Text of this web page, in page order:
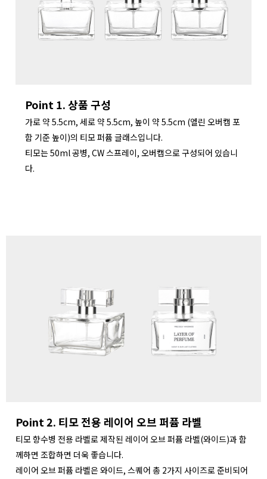
Point 1. 상품 구성
가로 약 5.5cm, 세로 약 5.5cm, 높이 약 5.5cm (엘린 오버캡 포
함 기준 높이)의 티모 퍼퓸 글래스입니다.
티모는 50ml 공병, CW 스프레이, 오버캡으로 구성되어 있습니
다.
Point 2. 티모 전용 레이어 오브 퍼퓸 라벨
티모 향수병 전용 라벨로 제작된 레이어 오브 퍼퓸 라벨(와이드)과 함
께하면 조합하면 더욱 좋습니다.
레이어 오브 퍼퓸 라벨은 와이드, 스퀘어 총 2가지 사이즈로 준비되어